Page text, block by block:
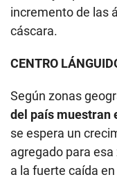
incremento de las
cáscara.
CENTRO
Según zonas
del país muestran
se espera un
agregado para
a la fuerte caída